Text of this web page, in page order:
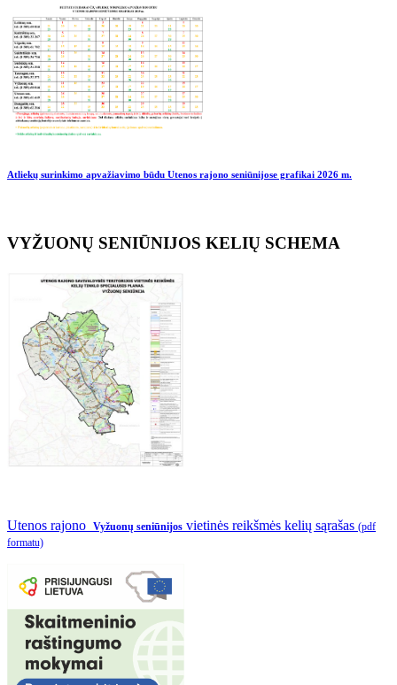
Atliekų surinkimo apvažiavimo būdu Utenos rajono seniūnijose grafikai 2026 m.
VYŽUONŲ SENIŪNIJOS KELIŲ SCHEMA
Utenos rajono Vyžuonų seniūnijos vietinės reikšmės kelių sąrašas (pdf
formatu)